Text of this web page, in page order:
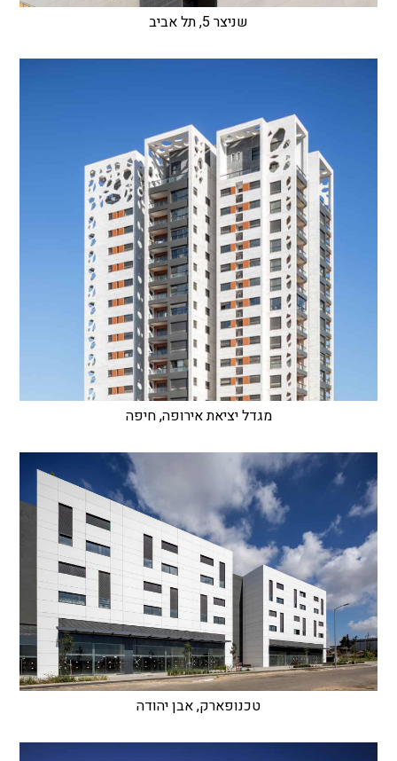
שניצר 5, תל אביב
מגדל יציאת אירופה, חיפה
טכנופארק, אבן יהודה